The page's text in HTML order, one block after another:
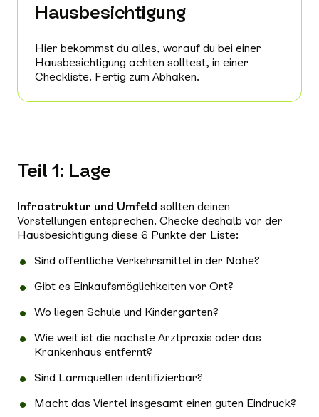
Hausbesichtigung
Hier bekommst du alles, worauf du bei einer
Hausbesichtigung achten solltest, in einer
Checkliste. Fertig zum Abhaken.
Teil 1: Lage
Infrastruktur und Umfeld sollten deinen
Vorstellungen entsprechen. Checke deshalb vor der
Hausbesichtigung diese 6 Punkte der Liste:
Sind öffentliche Verkehrsmittel in der Nähe?
Gibt es Einkaufsmöglichkeiten vor Ort?
Wo liegen Schule und Kindergarten?
Wie weit ist die nächste Arztpraxis oder das
Krankenhaus entfernt?
Sind Lärmquellen identifizierbar?
Macht das Viertel insgesamt einen guten Eindruck?